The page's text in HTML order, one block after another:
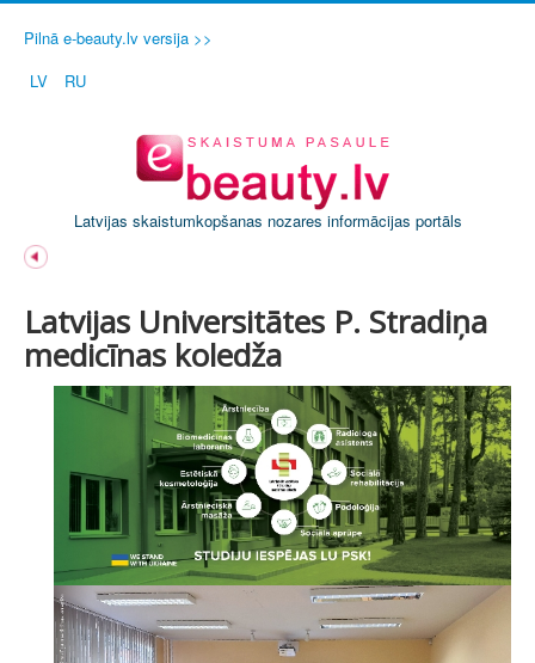
Pilnā e-beauty.lv versija >>
LV
RU
Latvijas skaistumkopšanas nozares informācijas portāls
Latvijas Universitātes P. Stradiņa
medicīnas koledža